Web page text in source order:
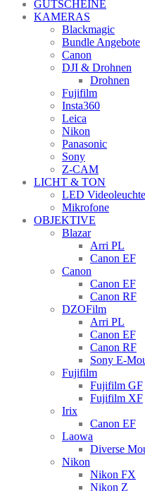
GUTSCHEINE
KAMERAS
Blackmagic
Bundle Angebote
Canon
DJI & Drohnen
Drohnen
Fujifilm
Insta360
Leica
Nikon
Panasonic
Sony
Z-CAM
LICHT & TON
LED
Mikrofone
OBJEKTIVE
Blazar
Arri PL
Canon EF
Canon
Canon EF
Canon RF
DZOFilm
Arri PL
Canon EF
Canon RF
Sony E-
Fujifilm
Fujifilm GF
Fujifilm XF
Irix
Canon EF
Laowa
Diverse
Nikon
Nikon FX
Nikon Z